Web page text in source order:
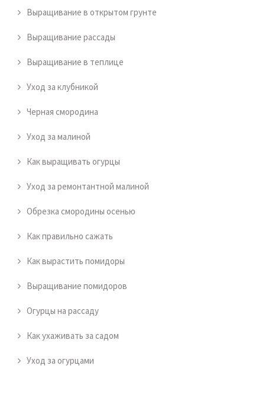
Выращивание в открытом грунте
Выращивание рассады
Выращивание в теплице
Уход за клубникой
Черная смородина
Уход за малиной
Как выращивать огурцы
Уход за ремонтантной малиной
Обрезка смородины осенью
Как правильно сажать
Как вырастить помидоры
Выращивание помидоров
Огурцы на рассаду
Как ухаживать за садом
Уход за огурцами